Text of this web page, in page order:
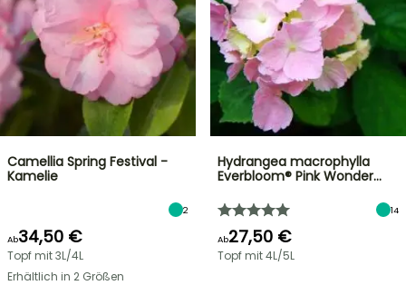
Camellia Spring Festival -
Kamelie
2
Ab34,50 €
Topf mit 3L/4L
Erhältlich in 2 Größen
Hydrangea macrophylla
Everbloom® Pink Wonder…
14
Ab27,50 €
Topf mit 4L/5L